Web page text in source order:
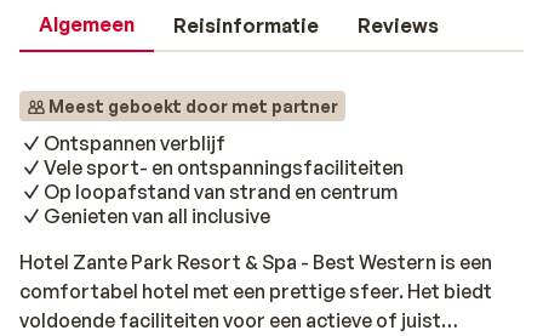
Algemeen Reisinformatie Reviews
Meest geboekt door met partner
Ontspannen verblijf
Vele sport- en ontspanningsfaciliteiten
Op loopafstand van strand en centrum
Genieten van all inclusive
Hotel Zante Park Resort & Spa - Best Western is een
comfortabel hotel met een prettige sfeer. Het biedt
voldoende faciliteiten voor een actieve of juist